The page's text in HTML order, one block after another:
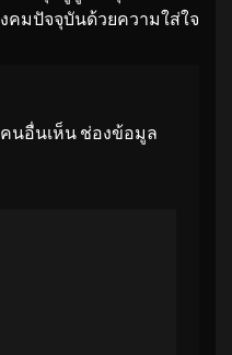
คมปัจจุบันด้วยความใส่ใจ
นอื่นเห็น ช่องข้อมูล